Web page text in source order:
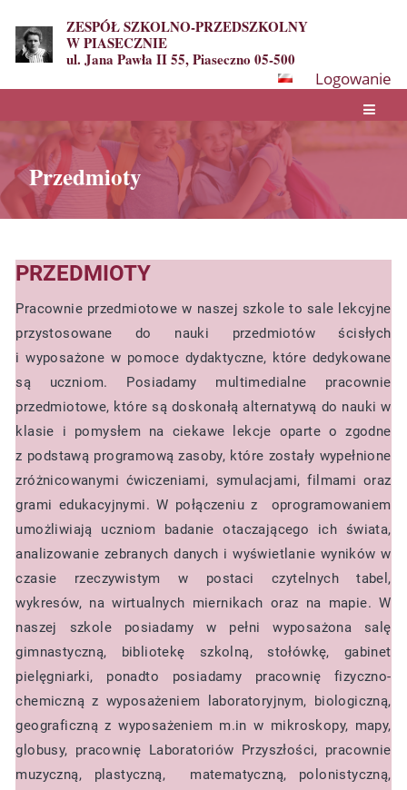
ZESPÓŁ SZKOLNO-PRZEDSZKOLNY
W PIASECZNIE
ul. Jana Pawła II 55, Piaseczno 05-500
Logowanie
Przedmioty
Przedmioty
PRZEDMIOTY
Pracownie przedmiotowe w naszej szkole to sale lekcyjne
przystosowane do nauki przedmiotów ścisłych
i wyposażone w pomoce dydaktyczne, które dedykowane
są uczniom. Posiadamy multimedialne pracownie
przedmiotowe, które są doskonałą alternatywą do nauki w
klasie i pomysłem na ciekawe lekcje oparte o zgodne
z podstawą programową zasoby, które zostały wypełnione
zróżnicowanymi ćwiczeniami, symulacjami, filmami oraz
grami edukacyjnymi. W połączeniu z oprogramowaniem
umożliwiają uczniom badanie otaczającego ich świata,
analizowanie zebranych danych i wyświetlanie wyników w
czasie rzeczywistym w postaci czytelnych tabel,
wykresów, na wirtualnych miernikach oraz na mapie. W
naszej szkole posiadamy w pełni wyposażona salę
gimnastyczną, bibliotekę szkolną, stołówkę, gabinet
pielęgniarki, ponadto posiadamy pracownię fizyczno-
chemiczną z wyposażeniem laboratoryjnym, biologiczną,
geograficzną z wyposażeniem m.in w mikroskopy, mapy,
globusy, pracownię Laboratoriów Przyszłości, pracownie
muzyczną, plastyczną, matematyczną, polonistyczną,